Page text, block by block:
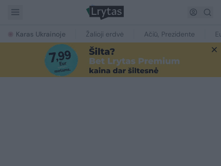
Karas Ukrainoje Žalioji erdvė Ačiū, Prezidente